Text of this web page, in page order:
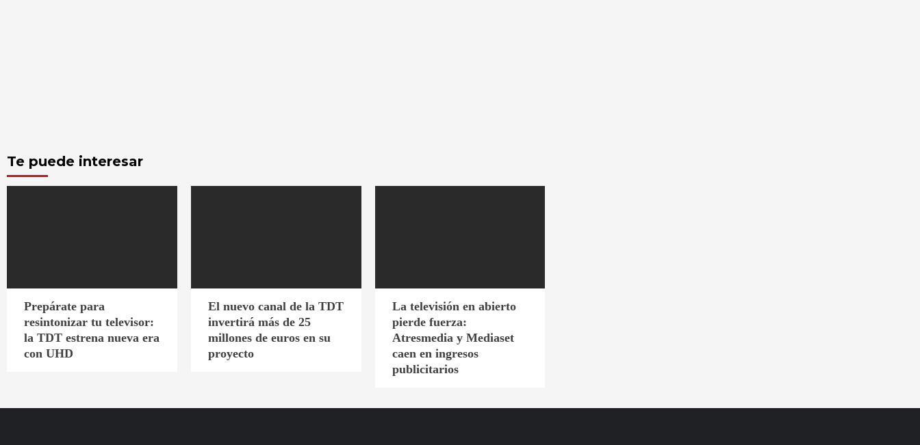
Te puede interesar
Prepárate para
resintonizar tu televisor:
la TDT estrena nueva era
con UHD
El nuevo canal de la TDT
invertirá más de 25
millones de euros en su
proyecto
La televisión en abierto
pierde fuerza:
Atresmedia y Mediaset
caen en ingresos
publicitarios